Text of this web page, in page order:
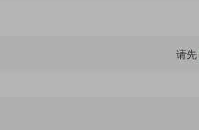
请先